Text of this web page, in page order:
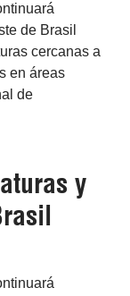
de Brasil
cercanas a
en áreas
de
y